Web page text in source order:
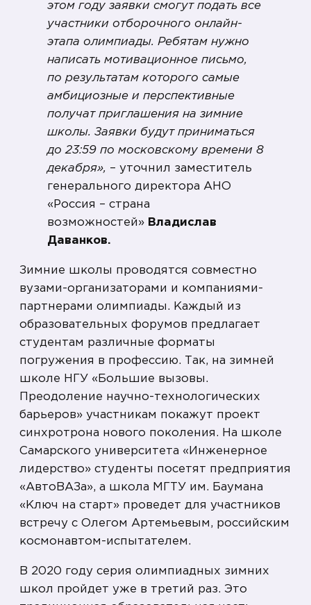
этом году заявки смогут подать все
участники отборочного онлайн-
этапа олимпиады. Ребятам нужно
написать мотивационное письмо,
по результатам которого самые
амбициозные и перспективные
получат приглашения на зимние
школы. Заявки будут приниматься
до 23:59 по московскому времени 8
декабря», – уточнил заместитель
генерального директора АНО
«Россия – страна
возможностей» Владислав
Даванков.
Зимние школы проводятся совместно
вузами-организаторами и компаниями-
партнерами олимпиады. Каждый из
образовательных форумов предлагает
студентам различные форматы
погружения в профессию. Так, на зимней
школе НГУ «Большие вызовы.
Преодоление научно-технологических
барьеров» участникам покажут проект
синхротрона нового поколения. На школе
Самарского университета «Инженерное
лидерство» студенты посетят предприятия
«АвтоВАЗа», а школа МГТУ им. Баумана
«Ключ на старт» проведет для участников
встречу с Олегом Артемьевым, российским
космонавтом-испытателем.
В 2020 году серия олимпиадных зимних
школ пройдет уже в третий раз. Это